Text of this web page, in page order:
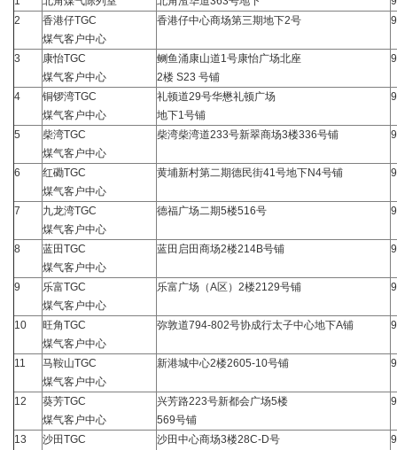
2
香港仔TGC
煤气客户中心
香港仔中心商场第三期地下2号
3
康怡TGC
煤气客户中心
鲗鱼涌康山道1号康怡广场北座
2楼 S23 号铺
4
铜锣湾TGC
煤气客户中心
礼顿道29号华懋礼顿广场
地下1号铺
5
柴湾TGC
煤气客户中心
柴湾柴湾道233号新翠商场3楼336号铺
6
红磡TGC
煤气客户中心
黄埔新村第二期德民街41号地下N4号铺
7
九龙湾TGC
煤气客户中心
德福广场二期5楼516号
8
蓝田TGC
煤气客户中心
蓝田启田商场2楼214B号铺
9
乐富TGC
煤气客户中心
乐富广场（A区）2楼2129号铺
10
旺角TGC
煤气客户中心
弥敦道794-802号协成行太子中心地下A铺
11
马鞍山TGC
煤气客户中心
新港城中心2楼2605-10号铺
12
葵芳TGC
煤气客户中心
兴芳路223号新都会广场5楼
569号铺
13
沙田TGC
沙田中心商场3楼28C-D号